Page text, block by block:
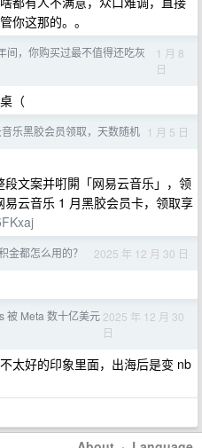
你这那的。。
间，你购买过最不值得还吃灰
1 月 8
日
（
乐黑胶会员领取，天数随机 1 月 5 日
文案并咑閞「网易云音乐」，领
云音乐 1 月黑胶会员卡，领取享
金都怎么用的？ 2025 年 12 月 30 日
被 Meta 数十亿美元 2025 年 12 月 30
日
太好的印象里面，出海后是变 nb